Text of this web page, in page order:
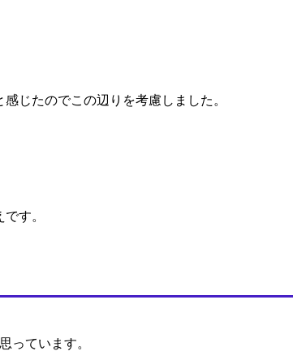
感じたのでこの辺りを考慮しました。
す。
っています。